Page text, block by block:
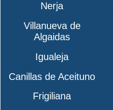
Nerja
Villanueva de
Algaidas
Igualeja
Canillas de Aceituno
Frigiliana